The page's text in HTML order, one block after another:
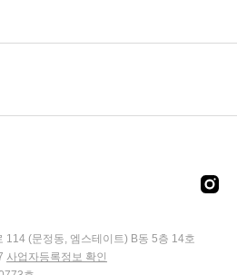
114 (문정동, 엠스테이트) B동 5층 14호
사업자등록정보 확인